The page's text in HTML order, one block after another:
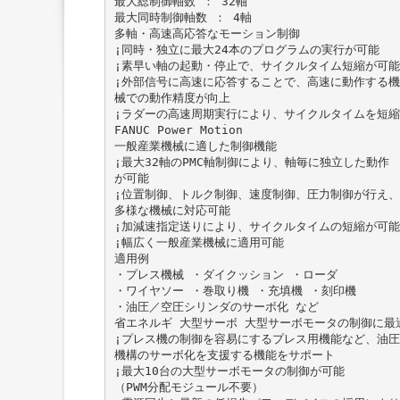
最大同時制御軸数 ： 4軸
多軸・高速高応答なモーション制御
¡同時・独立に最大24本のプログラムの実行が可能
¡素早い軸の起動・停止で、サイクルタイム短縮が可能
¡外部信号に高速に応答することで、高速に動作する機
械での動作精度が向上
¡ラダーの高速周期実行により、サイクルタイムを短縮
FANUC Power Motion
一般産業機械に適した制御機能
¡最大32軸のPMC軸制御により、軸毎に独立した動作
が可能
¡位置制御、トルク制御、速度制御、圧力制御が行え、
多様な機械に対応可能
¡加減速指定送りにより、サイクルタイムの短縮が可能
¡幅広く一般産業機械に適用可能
適用例
・プレス機械 ・ダイクッション ・ローダ
・ワイヤソー ・巻取り機 ・充填機 ・刻印機
・油圧／空圧シリンダのサーボ化 など
省エネルギ 大型サーボ 大型サーボモータの制御に最
¡プレス機の制御を容易にするプレス用機能など、油圧
機構のサーボ化を支援する機能をサポート
¡最大10台の大型サーボモータの制御が可能
（PWM分配モジュール不要）